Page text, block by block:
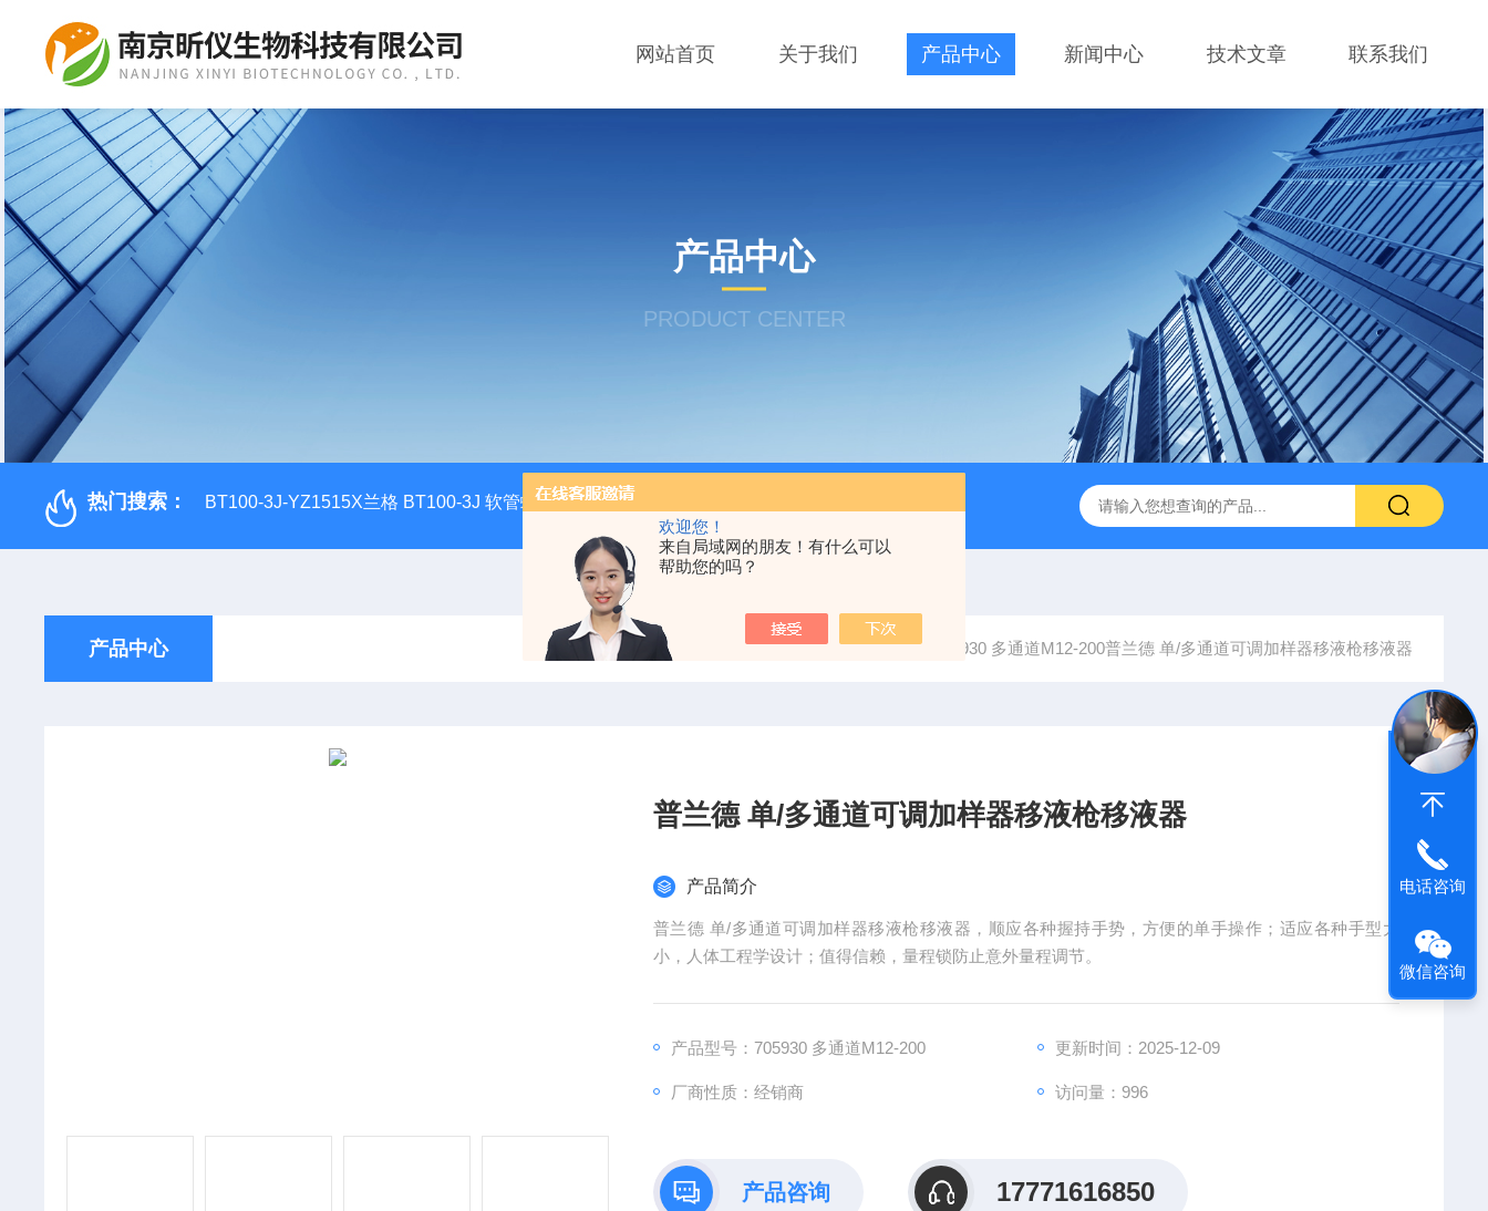
欢迎您！
来自局域网的朋友！有什么可以
帮助您的吗？
网站首页 关于我们 产品中心 新闻中心 技术文章 联系我们
产品中心
PRODUCT CENTER
热门搜索： BT100-3J-YZ1515X兰格 BT100-3J 软管蠕动泵 LDS-1G上海青浦绿洲粮食谷物水分测定仪 叶拓 MGC-1000P 恒温恒湿光照培养箱 LRH-300DB叶拓
产品中心 当前位置： 首页 产品中心 移液器 705930 多通道M12-200普兰德 单/多通道可调加样器移液枪移液器
普兰德 单/多通道可调加样器移液枪移液器
产品简介
普兰德 单/多通道可调加样器移液枪移液器，顺应各种握持手势，方便的单手操作；适应各种手型大
小，人体工程学设计；值得信赖，量程锁防止意外量程调节。
产品型号：705930 多通道M12-200 更新时间：2025-12-09
厂商性质：经销商 访问量：996
产品咨询 17771616850
电话咨询
微信咨询